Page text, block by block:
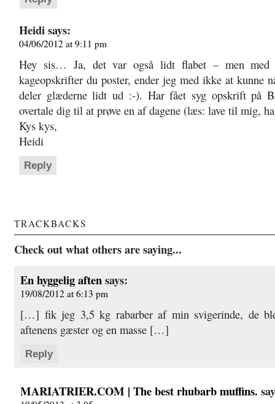
Heidisays:
04/06/2012 at 9:11 pm
Hey sis… Ja, det var også lidt flabet – men
kageopskrifter du poster, ender jeg med ikke at kunne
deler glæderne lidt ud :-). Har fået syg opskrift på
overtale dig til at prøve en af dagene (læs: lave til mig,
Kys kys,
Heidi
Reply
TRACKBACKS
Check out what others are saying...
En hyggelig aftensays:
19/08/2012 at 6:13 pm
[…] fik jeg 3,5 kg rabarber af min svigerinde, de
aftenens gæster og en masse […]
Reply
MARIATRIER.COM | The best rhubarb muffins.